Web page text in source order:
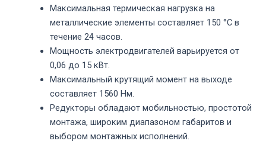
Максимальная термическая нагрузка на
металлические элементы составляет 150 °C в
течение 24 часов.
Мощность электродвигателей варьируется от
0,06 до 15 кВт.
Максимальный крутящий момент на выходе
составляет 1560 Нм.
Редукторы обладают мобильностью, простотой
монтажа, широким диапазоном габаритов и
выбором монтажных исполнений.